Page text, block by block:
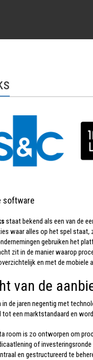
software
staat bekend als een van de
waar alles op het spel staat,
gebruiken het
zit in de manier waarop
en met de mobiele
van de
in de jaren negentig met
tot een marktstandaard en
room is zo ontworpen om
of
en gestructureerd te